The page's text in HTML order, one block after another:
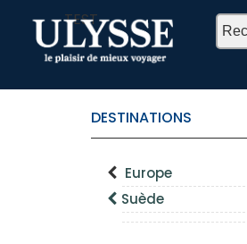
TEST
DESTINATIONS
Europe
Suède